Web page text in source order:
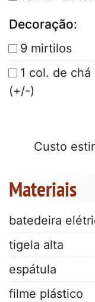
Decoração:
9 mirtilos
1 col. de
(+/-)
Custo
Materiais
batedeira
tigela alta
espátula
filme plástico